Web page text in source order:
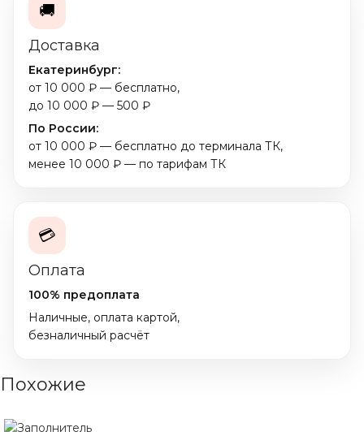
🚚
Доставка
Екатеринбург:
от 10 000 ₽ — бесплатно,
до 10 000 ₽ — 500 ₽
По России:
от 10 000 ₽ — бесплатно до терминала ТК,
менее 10 000 ₽ — по тарифам ТК
💳
Оплата
100% предоплата
Наличные, оплата картой,
безналичный расчёт
Похожие